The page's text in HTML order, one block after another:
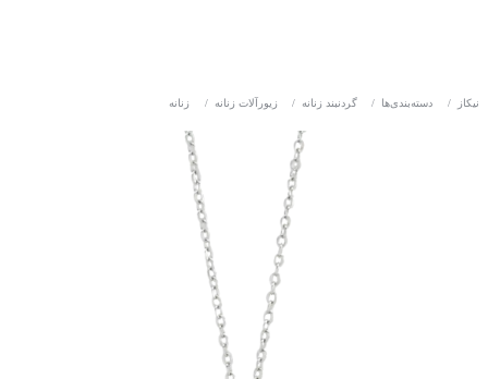
نیکاز / دسته‌بندی‌ها / گردنبند زنانه / زیورآلات زنانه / زنانه